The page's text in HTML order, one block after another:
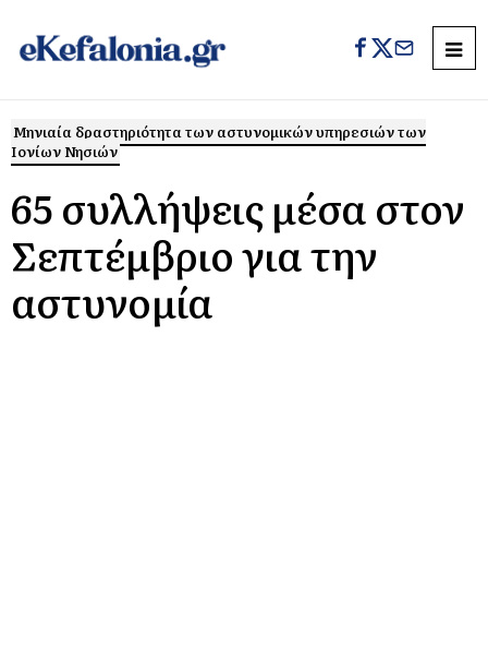
Μηνιαία δραστηριότητα των αστυνομικών υπηρεσιών των
Ιονίων Νησιών
65 συλλήψεις μέσα στον
Σεπτέμβριο για την
αστυνομία